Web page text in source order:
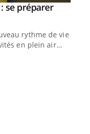
se préparer
rythme de vie !
en plein air…
une période de